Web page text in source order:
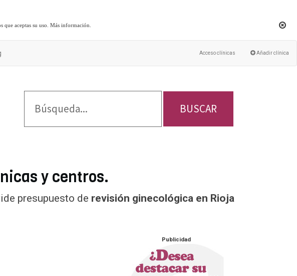
que aceptas su uso.Más información
Acceso clínicas Añadir clínica
BUSCAR
y centros.
presupuesto de revisión ginecológica en Rioja
Publicidad